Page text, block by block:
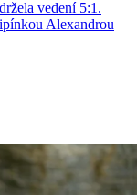
vedení 5:1.
Alexandrou